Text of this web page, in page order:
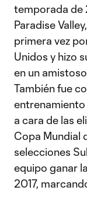
temporada de
Paradise
primera vez
Unidos y hizo
en un
También fue
a cara de las
Copa Mundial
selecciones
equipo ganar
2017,